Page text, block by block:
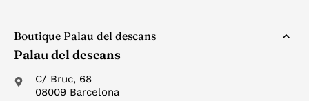
Boutique Palau del descans
Palau del descans
C/ Bruc, 68
08009 Barcelona